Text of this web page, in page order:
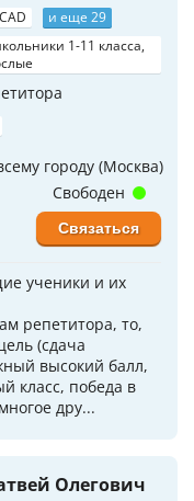
и еще 29
1-11 класса,
городу (Москва)
ученики и их
репетитора, то,
(сдача
высокий балл,
класс, победа в
дру...
Свободен
Связаться
Олегович